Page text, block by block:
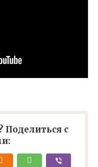
Поделиться с